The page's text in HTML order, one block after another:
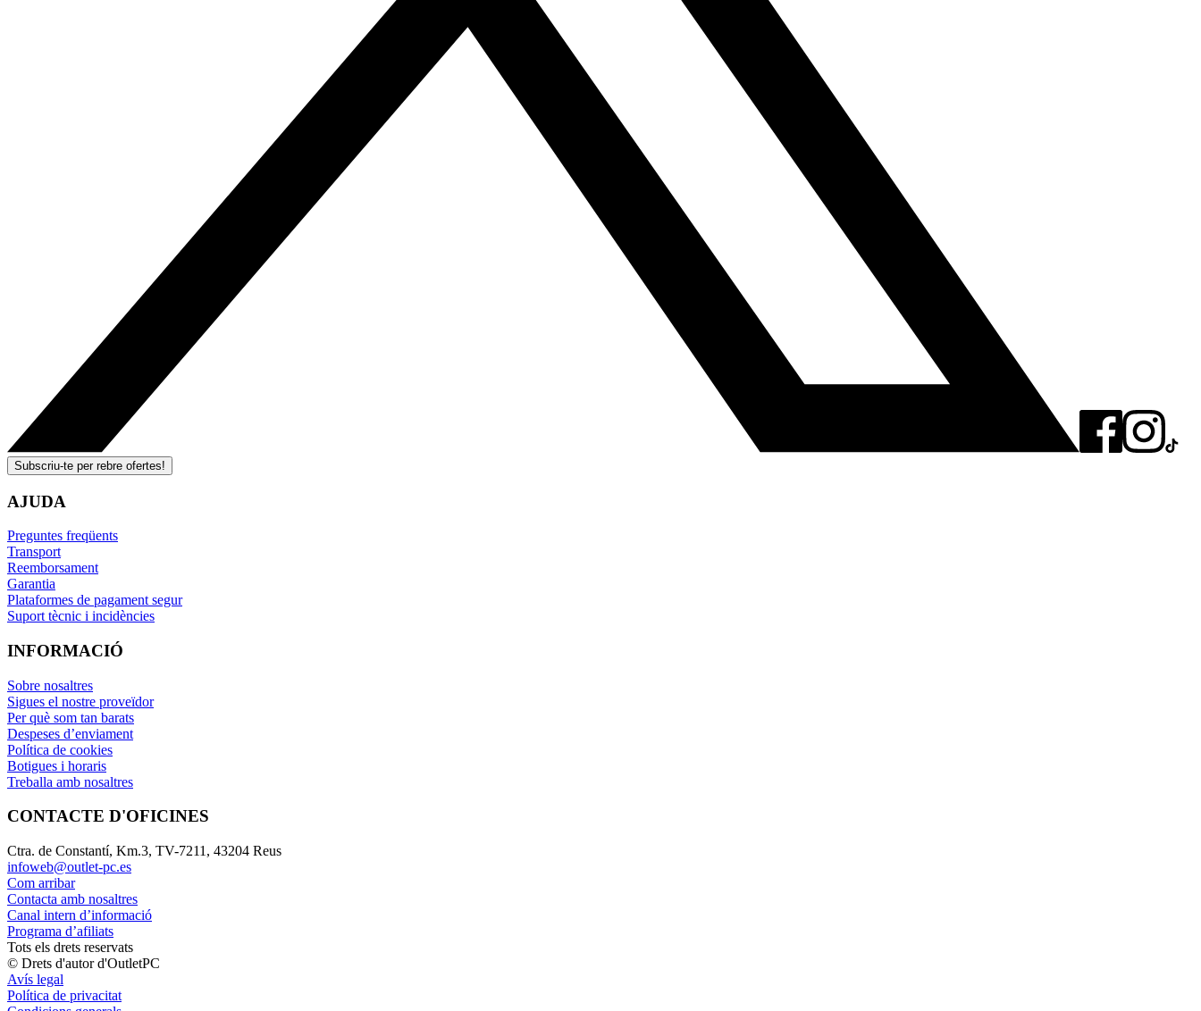
Subscriu-te per rebre ofertes!
AJUDA
Preguntes freqüents
Transport
Reemborsament
Garantia
Plataformes de pagament segur
Suport tècnic i incidències
INFORMACIÓ
Sobre nosaltres
Sigues el nostre proveïdor
Per què som tan barats
Despeses d’enviament
Política de cookies
Botigues i horaris
Treballa amb nosaltres
CONTACTE D'OFICINES
Ctra. de Constantí, Km.3, TV-7211, 43204 Reus
infoweb@outlet-pc.es
Com arribar
Contacta amb nosaltres
Canal intern d’informació
Programa d’afiliats
Tots els drets reservats
© Drets d'autor d'OutletPC
Avís legal
Política de privacitat